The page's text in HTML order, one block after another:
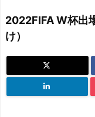
2022FIFA W杯出
け）